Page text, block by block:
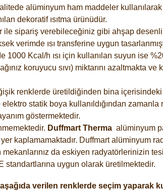
alüminyum ham maddeler
dekoratif ısıtma ürünüdür.
ile sipariş verebileceğiniz gibi ahşap
verimde ısı transferine uygun
1000 Kcal/h ısı için kullanılan suyun ise
koruyucu sıvı) miktarını azaltmakta
renklerde üretildiğinden bina
statik boya kullanıldığından
göstermektedir.
Duffmart Therma alüminyum
kaplamamaktadır. Duffmart alüminyum
da eskiyen radyatörlerinizin
standartlarına uygun olarak üretilmektedir.
verilen renklerde seçim yaparak